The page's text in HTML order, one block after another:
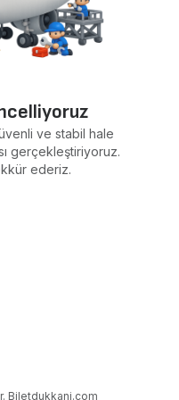
ve stabil hale
gerçekleştiriyoruz.
ederiz.
Biletdukkani.com